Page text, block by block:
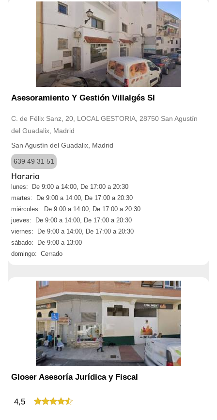
Asesoramiento Y Gestión Villalgés Sl
C. de Félix Sanz, 20, LOCAL GESTORIA, 28750 San Agustín
del Guadalix, Madrid
San Agustín del Guadalix, Madrid
639 49 31 51
Horario
lunes: De 9:00 a 14:00, De 17:00 a 20:30
martes: De 9:00 a 14:00, De 17:00 a 20:30
miércoles: De 9:00 a 14:00, De 17:00 a 20:30
jueves: De 9:00 a 14:00, De 17:00 a 20:30
viernes: De 9:00 a 14:00, De 17:00 a 20:30
sábado: De 9:00 a 13:00
domingo: Cerrado
Gloser Asesoría Jurídica y Fiscal
4,5